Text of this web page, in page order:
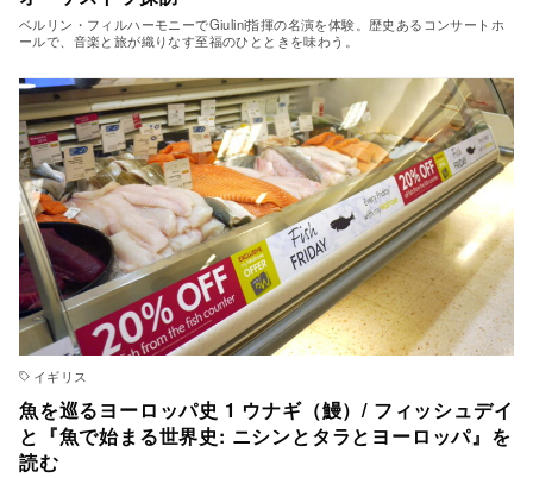
ベルリン・フィルハーモニーでGiulini指揮の名演を体験。歴史あるコンサートホ
ールで、音楽と旅が織りなす至福のひとときを味わう。
イギリス
魚を巡るヨーロッパ史 1 ウナギ（鰻）/ フィッシュデイ
と『魚で始まる世界史: ニシンとタラとヨーロッパ』を
読む